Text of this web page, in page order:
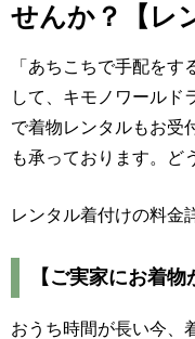
せんか？【レ
「あちこちで手配をす
して、キモノワールド
で着物レンタルもお受
も承っております。ど
レンタル着付けの料金
【ご実家にお着物
おうち時間が長い今、